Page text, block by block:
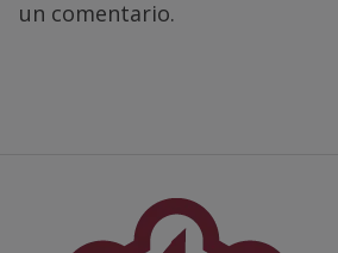
un comentario.